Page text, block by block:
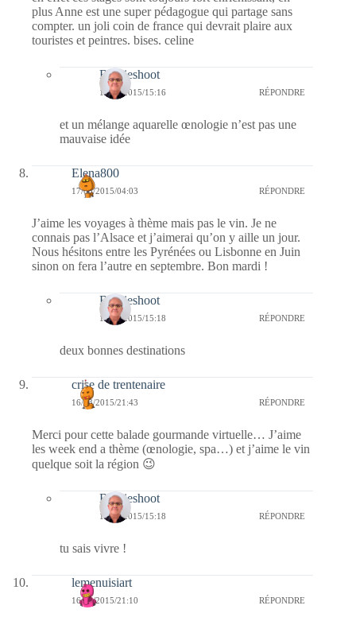
plus Anne est une super pédagogue qui partage sans
compter. un joli coin de france qui devrait plaire aux
touristes et peintres. bises. celine
Bernieshoot
17/03/2015/15:16 RÉPONDRE
et un mélange aquarelle œnologie n’est pas une
mauvaise idée
Elena800
17/03/2015/04:03 RÉPONDRE
J’aime les voyages à thème mais pas le vin. Je ne
connais pas l’Alsace et j’aimerai qu’on y aille un jour.
Nous hésitons entre les Pyrénées ou Lisbonne en Juin
sinon on fera l’autre en septembre. Bon mardi !
Bernieshoot
17/03/2015/15:18 RÉPONDRE
deux bonnes destinations
crise de trentenaire
16/03/2015/21:43 RÉPONDRE
Merci pour cette balade gourmande virtuelle… J’aime
les week end a thème (œnologie, spa…) et j’aime le vin
quelque soit la région 😉
Bernieshoot
17/03/2015/15:18 RÉPONDRE
tu sais vivre !
lemenuisiart
16/03/2015/21:10 RÉPONDRE